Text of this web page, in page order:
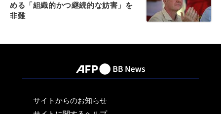
める「組織的かつ継続的な妨害」を
非難
サイトからのお知らせ